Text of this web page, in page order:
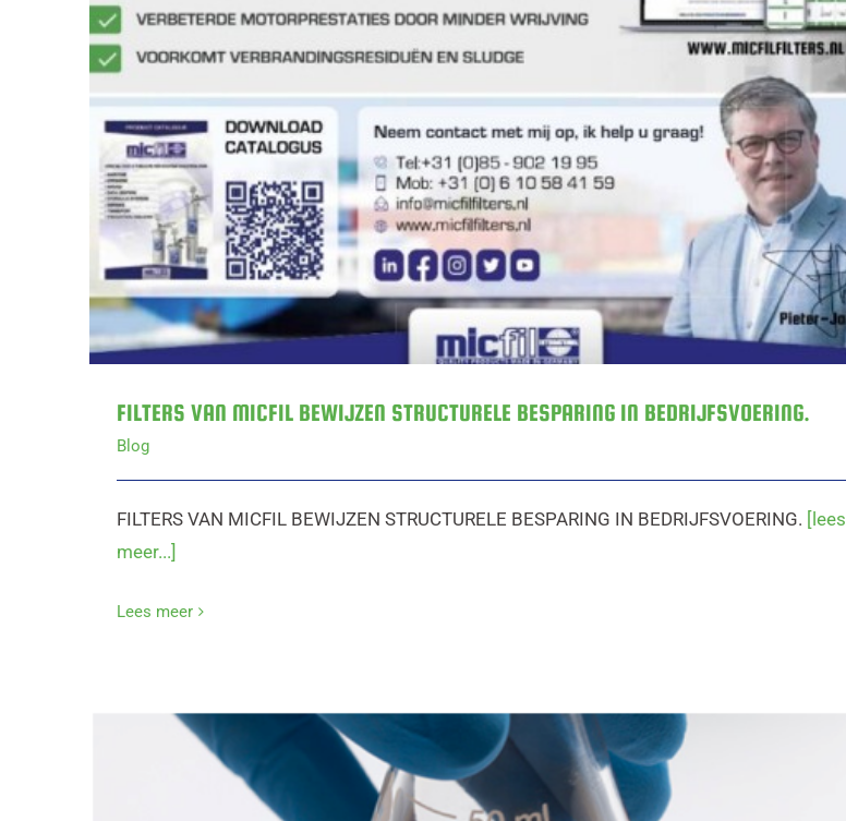
FILTERS VAN MICFIL BEWIJZEN STRUCTURELE BESPARING IN
FILTERS VAN MICFIL BEWIJZEN STRUCTURELE BESPARING IN BEDRIJFSVOERING.
Blog
FILTERS VAN MICFIL BEWIJZEN STRUCTURELE BESPARING IN BEDRIJFSVOERING. [lees
meer...]
Lees meer